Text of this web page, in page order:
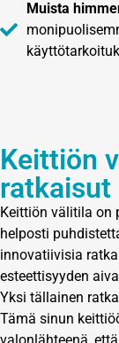
Muista
Keittiön
ratkaisut
Keittiön välitila on
helposti
innovatiivisia
esteettisyyden
Yksi tällainen
Tämä sinun